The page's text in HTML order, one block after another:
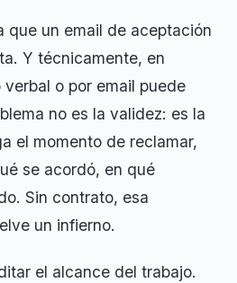
que un email de aceptación
Y técnicamente, en
verbal o por email puede
no es la validez: es la
el momento de reclamar,
se acordó, en qué
Sin contrato, esa
un infierno.
el alcance del trabajo.